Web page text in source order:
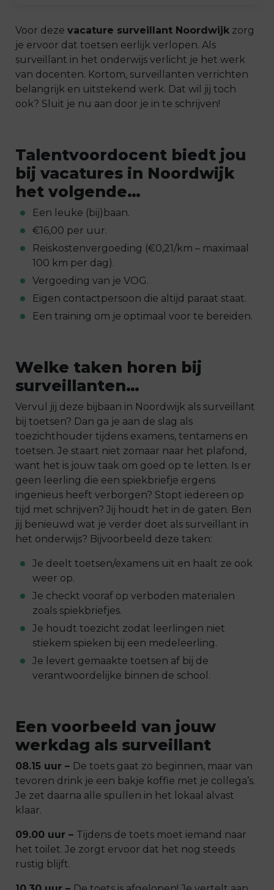
Voor deze vacature surveillant Noordwijk zorg
je ervoor dat toetsen eerlijk verlopen. Als
surveillant in het onderwijs verlicht je het werk
van docenten. Kortom, surveillanten verrichten
belangrijk en uitstekend werk. Dat wil jij toch
ook? Sluit je nu aan door je in te schrijven!
Talentvoordocent biedt jou
bij vacatures in Noordwijk
het volgende…
Een leuke (bij)baan.
€16,00 per uur.
Reiskostenvergoeding (€0,21/km – maximaal
100 km per dag).
Vergoeding van je VOG.
Eigen contactpersoon die altijd paraat staat.
Een training om je optimaal voor te bereiden.
Welke taken horen bij
surveillanten…
Vervul jij deze bijbaan in Noordwijk als surveillant
bij toetsen? Dan ga je aan de slag als
toezichthouder tijdens examens, tentamens en
toetsen. Je staart niet zomaar naar het plafond,
want het is jouw taak om goed op te letten. Is er
geen leerling die een spiekbriefje ergens
ingenieus heeft verborgen? Stopt iedereen op
tijd met schrijven? Jij houdt het in de gaten. Ben
jij benieuwd wat je verder doet als surveillant in
het onderwijs? Bijvoorbeeld deze taken:
Je deelt toetsen/examens uit en haalt ze ook
weer op.
Je checkt vooraf op verboden materialen
zoals spiekbriefjes.
Je houdt toezicht zodat leerlingen niet
stiekem spieken bij een medeleerling.
Je levert gemaakte toetsen af bij de
verantwoordelijke binnen de school.
Een voorbeeld van jouw
werkdag als surveillant
08.15 uur – De toets gaat zo beginnen, maar van
tevoren drink je een bakje koffie met je collega’s.
Je zet daarna alle spullen in het lokaal alvast
klaar.
09.00 uur – Tijdens de toets moet iemand naar
het toilet. Je zorgt ervoor dat het nog steeds
rustig blijft.